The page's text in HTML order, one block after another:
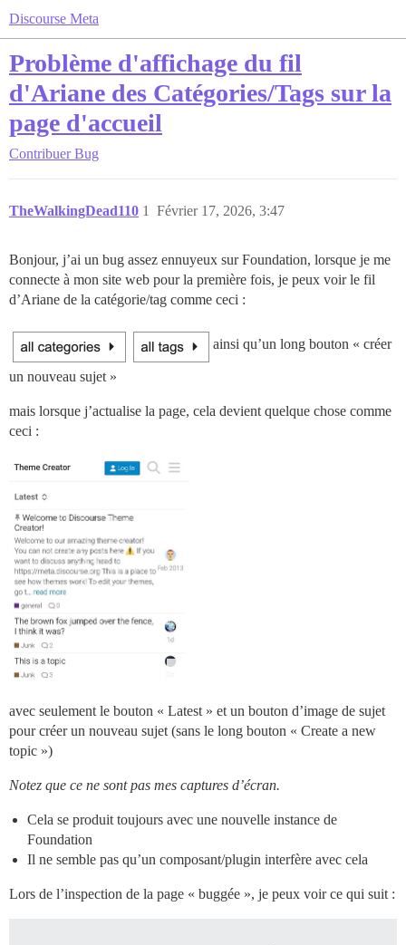
Discourse Meta
Problème d'affichage du fil
d'Ariane des Catégories/Tags sur la
page d'accueil
Contribuer Bug
TheWalkingDead110 Février 17, 2026, 3:47
1
Bonjour, j’ai un bug assez ennuyeux sur Foundation, lorsque je me
connecte à mon site web pour la première fois, je peux voir le fil
d’Ariane de la catégorie/tag comme ceci :
ainsi qu’un long bouton « créer
un nouveau sujet »
mais lorsque j’actualise la page, cela devient quelque chose comme
ceci :
avec seulement le bouton « Latest » et un bouton d’image de sujet
pour créer un nouveau sujet (sans le long bouton « Create a new
topic »)
Notez que ce ne sont pas mes captures d’écran.
Cela se produit toujours avec une nouvelle instance de
Foundation
Il ne semble pas qu’un composant/plugin interfère avec cela
Lors de l’inspection de la page « buggée », je peux voir ce qui suit :